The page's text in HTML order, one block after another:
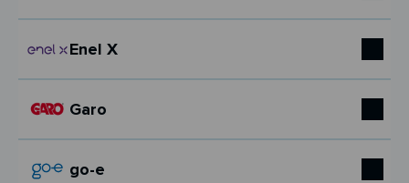
Enel X
Garo
go-e